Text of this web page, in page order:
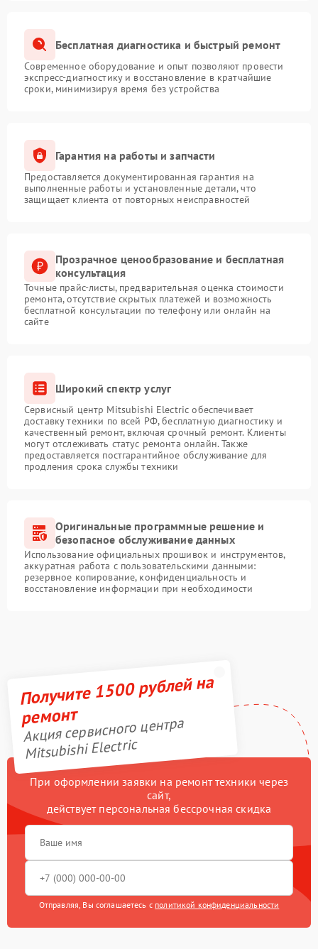
Бесплатная диагностика и быстрый ремонт
Современное оборудование и опыт позволяют провести
экспресс-диагностику и восстановление в кратчайшие
сроки, минимизируя время без устройства
Гарантия на работы и запчасти
Предоставляется документированная гарантия на
выполненные работы и установленные детали, что
защищает клиента от повторных неисправностей
Прозрачное ценообразование и бесплатная
консультация
Точные прайс-листы, предварительная оценка стоимости
ремонта, отсутствие скрытых платежей и возможность
бесплатной консультации по телефону или онлайн на
сайте
Широкий спектр услуг
Сервисный центр Mitsubishi Electric обеспечивает
доставку техники по всей РФ, бесплатную диагностику и
качественный ремонт, включая срочный ремонт. Клиенты
могут отслеживать статус ремонта онлайн. Также
предоставляется постгарантийное обслуживание для
продления срока службы техники
Оригинальные программные решение и
безопасное обслуживание данных
Использование официальных прошивок и инструментов,
аккуратная работа с пользовательскими данными:
резервное копирование, конфиденциальность и
восстановление информации при необходимости
Получите 1500 рублей на
ремонт
Акция сервисного центра
Mitsubishi Electric
При оформлении заявки на ремонт техники через
сайт,
действует персональная бессрочная скидка
Отправляя, Вы соглашаетесь с политикой конфиденциальности